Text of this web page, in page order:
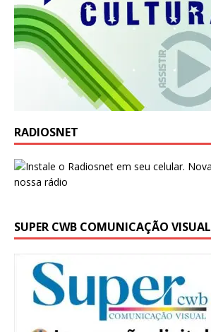
RADIOSNET
SUPER CWB COMUNICAÇÃO VISUAL